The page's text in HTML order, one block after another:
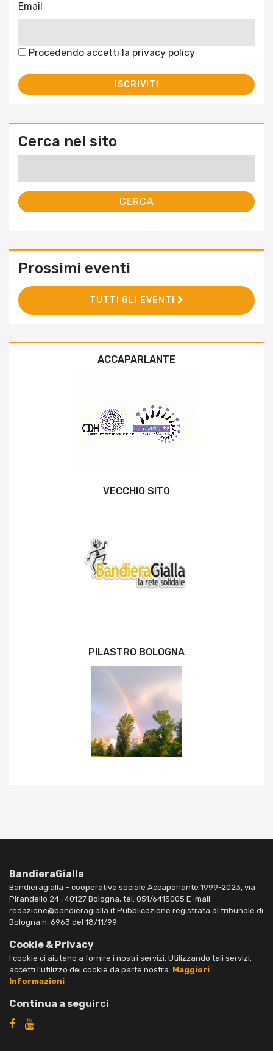
Email
Procedendo accetti la privacy policy
Cerca nel sito
Prossimi eventi
TUTTI GLI EVENTI
ACCAPARLANTE
VECCHIO SITO
PILASTRO BOLOGNA
BandieraGialla
Bandieragialla – cooperativa sociale Accaparlante 1999-2023, via
Pirandello 24 , 40127 Bologna, tel. 051/6415005 E-mail:
redazione@bandieragialla.it Pubblicazione registrata al tribunale di
Bologna n. 6963 del 18/11/99
Cookie & Privacy
I cookie ci aiutano a fornire i nostri servizi. Utilizzando tali servizi,
accetti l’utilizzo dei cookie da parte nostra. Maggiori
Informazioni
Continua a seguirci